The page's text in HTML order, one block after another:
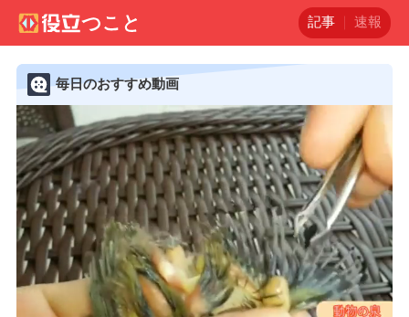
記事 速報
毎日のおすすめ動画